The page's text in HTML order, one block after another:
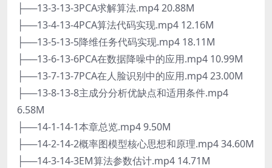
├──13-3-13-3PCA求解算法.mp4 20.88M
├──13-4-13-4PCA算法代码实现.mp4 12.16M
├──13-5-13-5降维任务代码实现.mp4 18.11M
├──13-6-13-6PCA在数据降噪中的应用.mp4 10.99M
├──13-7-13-7PCA在人脸识别中的应用.mp4 23.00M
├──13-8-13-8主成分分析优缺点和适用条件.mp4
6.58M
├──14-1-14-1本章总览.mp4 9.50M
├──14-2-14-2概率图模型核心思想和原理.mp4 34.60M
├──14-3-14-3EM算法参数估计.mp4 14.71M